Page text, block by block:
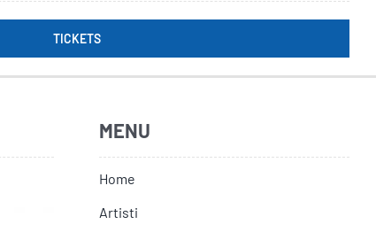
TICKETS
MENU
Home
Artisti